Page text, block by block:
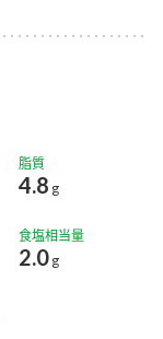
脂質
4.8 g
食塩相当量
2.0 g